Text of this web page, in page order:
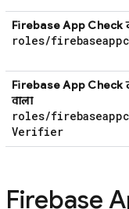
Firebase App Check
roles/
Firebase App Check
वाला
roles/
Verifier
Firebase